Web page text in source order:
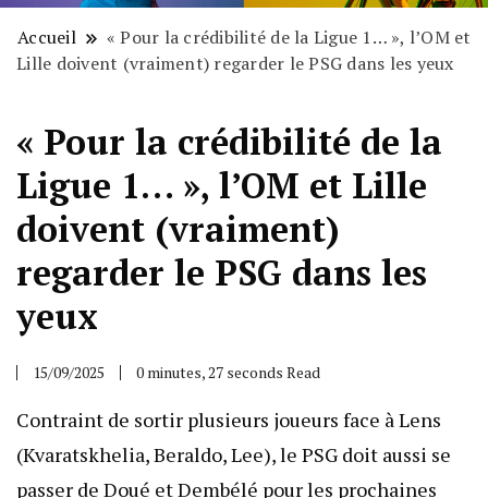
Accueil
« Pour la crédibilité de la Ligue 1… », l’OM et
Lille doivent (vraiment) regarder le PSG dans les yeux
« Pour la crédibilité de la
Ligue 1… », l’OM et Lille
doivent (vraiment)
regarder le PSG dans les
yeux
15/09/2025 0 minutes, 27 seconds Read
Contraint de sortir plusieurs joueurs face à Lens
(Kvaratskhelia, Beraldo, Lee), le PSG doit aussi se
passer de Doué et Dembélé pour les prochaines